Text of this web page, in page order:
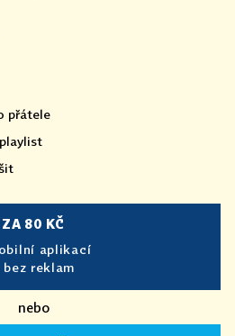
přátele
ZA 80 KČ
aplikací
bez reklam
nebo